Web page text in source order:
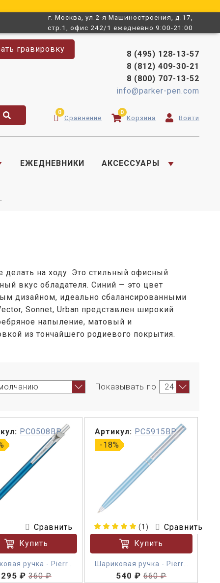
г. Москва, ул.2-я Машиностроения, д.17,
стр.1, офис 242/1 ежедневно 9:00-21:00
гравировку
8 (495) 128-13-57
8 (812) 409-30-21
8 (800) 707-13-52
info@parker-pen.com
0
Сравнение
0
Корзина Войти
ЕЖЕДНЕВНИКИ АКСЕССУАРЫ
на ходу. Это стильный офисный
вкус обладателя. Синий — это цвет
дизайном, идеально сбалансированными
Sonnet, Urban представлен широкий
напыление, матовый и
из тончайшего родиевого покрытия.
Показывать по
PC0508BP
Сравнить
Купить
ручка - Pierre
Cardin ACTUEL
295 ₽ 360 ₽
-18%
Артикул: PC5915BP
(1)
Сравнить
Купить
Шариковая ручка - Pierre
Cardin Easy
540 ₽660 ₽